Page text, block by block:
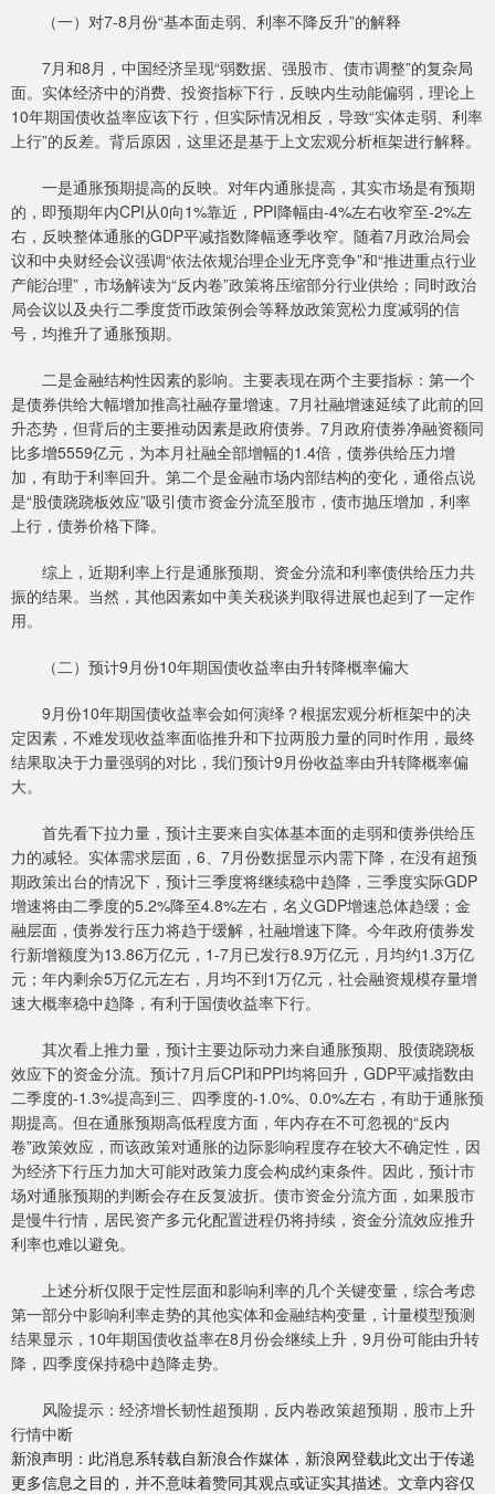
（一）对7-8月份“基本面走弱、利率不降反升”的解释
7月和8月，中国经济呈现“弱数据、强股市、债市调整”的复杂局
面。实体经济中的消费、投资指标下行，反映内生动能偏弱，理论上
10年期国债收益率应该下行，但实际情况相反，导致“实体走弱、利率
上行”的反差。背后原因，这里还是基于上文宏观分析框架进行解释。
一是通胀预期提高的反映。对年内通胀提高，其实市场是有预期
的，即预期年内CPI从0向1%靠近，PPI降幅由-4%左右收窄至-2%左
右，反映整体通胀的GDP平减指数降幅逐季收窄。随着7月政治局会
议和中央财经会议强调“依法依规治理企业无序竞争”和“推进重点行业
产能治理”，市场解读为“反内卷”政策将压缩部分行业供给；同时政治
局会议以及央行二季度货币政策例会等释放政策宽松力度减弱的信
号，均推升了通胀预期。
二是金融结构性因素的影响。主要表现在两个主要指标：第一个
是债券供给大幅增加推高社融存量增速。7月社融增速延续了此前的回
升态势，但背后的主要推动因素是政府债券。7月政府债券净融资额同
比多增5559亿元，为本月社融全部增幅的1.4倍，债券供给压力增
加，有助于利率回升。第二个是金融市场内部结构的变化，通俗点说
是“股债跷跷板效应”吸引债市资金分流至股市，债市抛压增加，利率
上行，债券价格下降。
综上，近期利率上行是通胀预期、资金分流和利率债供给压力共
振的结果。当然，其他因素如中美关税谈判取得进展也起到了一定作
用。
（二）预计9月份10年期国债收益率由升转降概率偏大
9月份10年期国债收益率会如何演绎？根据宏观分析框架中的决
定因素，不难发现收益率面临推升和下拉两股力量的同时作用，最终
结果取决于力量强弱的对比，我们预计9月份收益率由升转降概率偏
大。
首先看下拉力量，预计主要来自实体基本面的走弱和债券供给压
力的减轻。实体需求层面，6、7月份数据显示内需下降，在没有超预
期政策出台的情况下，预计三季度将继续稳中趋降，三季度实际GDP
增速将由二季度的5.2%降至4.8%左右，名义GDP增速总体趋缓；金
融层面，债券发行压力将趋于缓解，社融增速下降。今年政府债券发
行新增额度为13.86万亿元，1-7月已发行8.9万亿元，月均约1.3万亿
元；年内剩余5万亿元左右，月均不到1万亿元，社会融资规模存量增
速大概率稳中趋降，有利于国债收益率下行。
其次看上推力量，预计主要边际动力来自通胀预期、股债跷跷板
效应下的资金分流。预计7月后CPI和PPI均将回升，GDP平减指数由
二季度的-1.3%提高到三、四季度的-1.0%、0.0%左右，有助于通胀预
期提高。但在通胀预期高低程度方面，年内存在不可忽视的“反内
卷”政策效应，而该政策对通胀的边际影响程度存在较大不确定性，因
为经济下行压力加大可能对政策力度会构成约束条件。因此，预计市
场对通胀预期的判断会存在反复波折。债市资金分流方面，如果股市
是慢牛行情，居民资产多元化配置进程仍将持续，资金分流效应推升
利率也难以避免。
上述分析仅限于定性层面和影响利率的几个关键变量，综合考虑
第一部分中影响利率走势的其他实体和金融结构变量，计量模型预测
结果显示，10年期国债收益率在8月份会继续上升，9月份可能由升转
降，四季度保持稳中趋降走势。
风险提示：经济增长韧性超预期，反内卷政策超预期，股市上升
行情中断
新浪声明：此消息系转载自新浪合作媒体，新浪网登载此文出于传递
更多信息之目的，并不意味着赞同其观点或证实其描述。文章内容仅